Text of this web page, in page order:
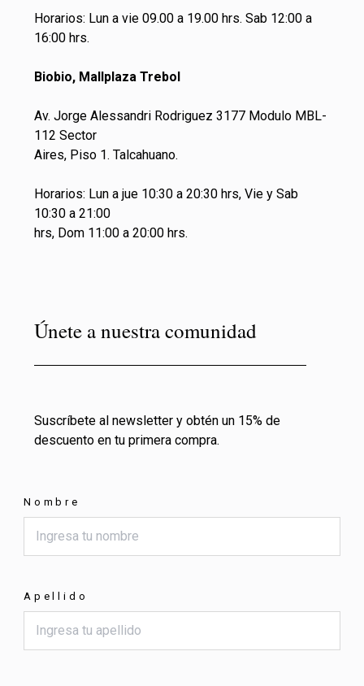
Horarios: Lun a vie 09.00 a 19.00 hrs. Sab 12:00 a
16:00 hrs.
Biobio, Mallplaza Trebol
Av. Jorge Alessandri Rodriguez 3177 Modulo MBL-
112 Sector
Aires, Piso 1. Talcahuano.
Horarios: Lun a jue 10:30 a 20:30 hrs, Vie y Sab
10:30 a 21:00
hrs, Dom 11:00 a 20:00 hrs.
Únete a nuestra comunidad
Suscríbete al newsletter y obtén un 15% de
descuento en tu primera compra.
Nombre
Apellido